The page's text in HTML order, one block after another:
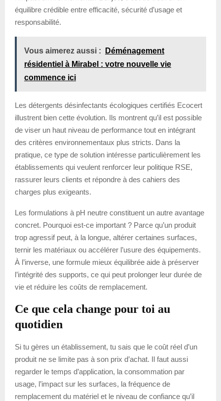
équilibre crédible entre efficacité, sécurité d’usage et
responsabilité.
Vous aimerez aussi :
Déménagement
résidentiel à Mirabel : votre nouvelle vie
commence ici
Les détergents désinfectants écologiques certifiés Ecocert
illustrent bien cette évolution. Ils montrent qu’il est possible
de viser un haut niveau de performance tout en intégrant
des critères environnementaux plus stricts. Dans la
pratique, ce type de solution intéresse particulièrement les
établissements qui veulent renforcer leur politique RSE,
rassurer leurs clients et répondre à des cahiers des
charges plus exigeants.
Les formulations à pH neutre constituent un autre avantage
concret. Pourquoi est-ce important ? Parce qu’un produit
trop agressif peut, à la longue, altérer certaines surfaces,
ternir les matériaux ou accélérer l’usure des équipements.
À l’inverse, une formule mieux équilibrée aide à préserver
l’intégrité des supports, ce qui peut prolonger leur durée de
vie et réduire les coûts de remplacement.
Ce que cela change pour toi au
quotidien
Si tu gères un établissement, tu sais que le coût réel d’un
produit ne se limite pas à son prix d’achat. Il faut aussi
regarder le temps d’application, la consommation par
usage, l’impact sur les surfaces, la fréquence de
remplacement du matériel et le niveau de confiance qu’il